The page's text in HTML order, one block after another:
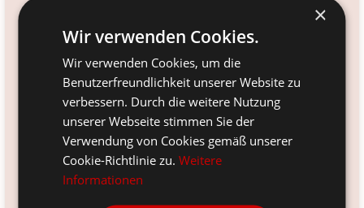
Artikelnr.:
BV31706298
Ø 7 cm, Höhe 25 cm
×
Wir verwenden Cookies.
Wir verwenden Cookies, um die
Benutzerfreundlichkeit unserer Website zu
verbessern. Durch die weitere Nutzung
unserer Webseite stimmen Sie der
Verwendung von Cookies gemäß unserer
Cookie-Richtlinie zu.Weitere
Informationen